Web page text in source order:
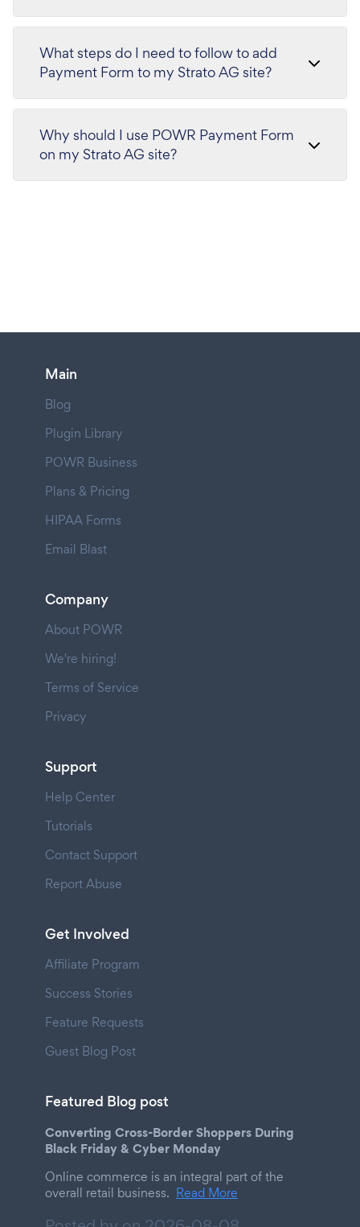
What steps do I need to follow to add
Payment Form to my Strato AG site?
Why should I use POWR Payment Form
on my Strato AG site?
Main
Blog
Plugin Library
POWR Business
Plans & Pricing
HIPAA Forms
Email Blast
Company
About POWR
We're hiring!
Terms of Service
Privacy
Support
Help Center
Tutorials
Contact Support
Report Abuse
Get Involved
Affiliate Program
Success Stories
Feature Requests
Guest Blog Post
Featured Blog post
Converting Cross-Border Shoppers During
Black Friday & Cyber Monday
Online commerce is an integral part of the
overall retail business. Read More